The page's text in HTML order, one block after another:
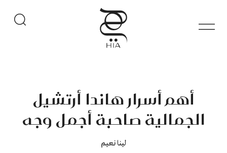
أهم أسرار هاندا أرتشيل
الجمالية صاحبة أجمل وجه
لينا نعيم